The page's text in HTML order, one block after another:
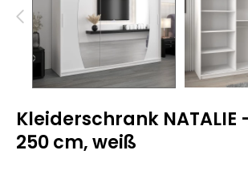
Kleiderschrank NATALIE
250 cm, weiß